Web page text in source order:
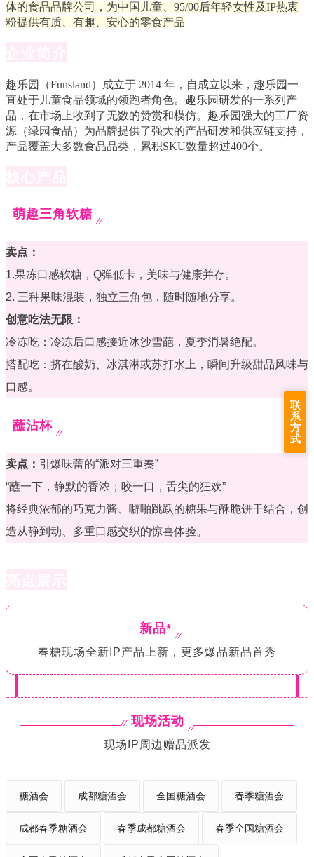
体的食品品牌公司，为中国儿童、95/00后年轻女性及IP热衷
粉提供有质、有趣、安心的零食产品
趣乐园（Funsland）成立于 2014 年，自成立以来，趣乐园一
直处于儿童食品领域的领跑者角色。趣乐园研发的一系列产
品，在市场上收到了无数的赞赏和模仿。趣乐园强大的工厂资
源（绿园食品）为品牌提供了强大的产品研发和供应链支持，
产品覆盖大多数食品品类，累积SKU数量超过400个。
萌趣三角软糖
卖点：
1.果冻口感软糖，Q弹低卡，美味与健康并存。
2. 三种果味混装，独立三角包，随时随地分享。
创意吃法无限：
冷冻吃：冷冻后口感接近冰沙雪葩，夏季消暑绝配。
搭配吃：挤在酸奶、冰淇淋或苏打水上，瞬间升级甜品风味与
口感。
蘸沾杯
卖点： 引爆味蕾的“派对三重奏”
“蘸一下，静默的香浓；咬一口，舌尖的狂欢”
将经典浓郁的巧克力酱、噼啪跳跃的糖果与酥脆饼干结合，创
造从静到动、多重口感交织的惊喜体验。
新品*
春糖现场全新IP产品上新，更多爆品新品首秀
现场活动
现场IP周边赠品派发
糖酒会 成都糖酒会 全国糖酒会 春季糖酒会
成都春季糖酒会 春季成都糖酒会 春季全国糖酒会
联
系
方
式